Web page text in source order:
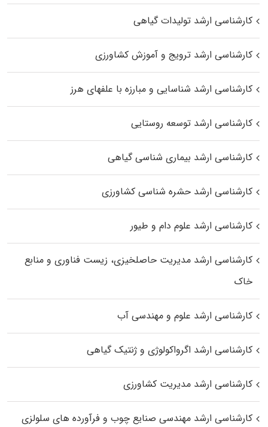
کارشناسی ارشد تولیدات گیاهی
کارشناسی ارشد ترویج و آموزش کشاورزی
کارشناسی ارشد شناسایی و مبارزه با علفهای هرز
کارشناسی ارشد توسعه روستایی
کارشناسی ارشد بیماری‌ شناسی گیاهی
کارشناسی ارشد حشره‌ شناسی کشاورزی
کارشناسی ارشد علوم دام و طیور
کارشناسی ارشد مدیریت حاصلخیزی، زیست فناوری و منابع
خاک
کارشناسی ارشد علوم و مهندسی آب
کارشناسی ارشد اگرواکولوژی و ژنتیک گیاهی
کارشناسی ارشد مدیریت کشاورزی
کارشناسی ارشد مهندسی صنایع چوب و فرآورده‌ های سلولزی